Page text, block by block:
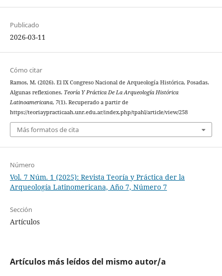
Publicado
2026-03-11
Cómo citar
Ramos, M. (2026). El IX Congreso Nacional de Arqueología Histórica, Posadas.
Algunas reflexiones. Teoría Y Práctica De La Arqueología Histórica
Latinoamericana, 7(1). Recuperado a partir de
https://teoriaypracticaah.unr.edu.ar/index.php/tpahl/article/view/258
Más formatos de cita
Número
Vol. 7 Núm. 1 (2025): Revista Teoría y Práctica der la
Arqueología Latinomericana, Año 7, Número 7
Sección
Artículos
Artículos más leídos del mismo autor/a